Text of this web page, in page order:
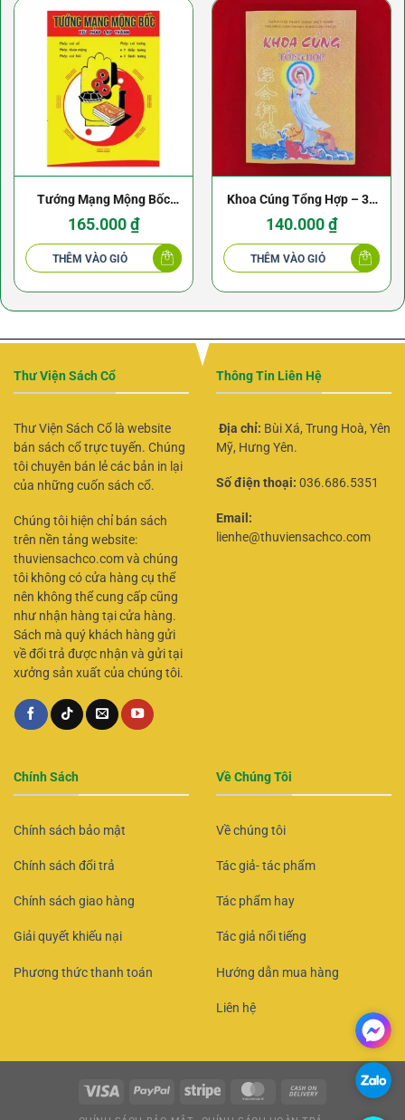
Tướng Mạng Mộng Bốc
Xuất Bản 1958
165.000₫
THÊM VÀO GIỎ
Khoa Cúng Tổng Hợp – 31
Khoa Cúng
140.000₫
THÊM VÀO GIỎ
Thư Viện Sách Cổ
Thư Viện Sách Cổ là website
bán sách cổ trực tuyến. Chúng
tôi chuyên bán lẻ các bản in lại
của những cuốn sách cổ.
Chúng tôi hiện chỉ bán sách
trên nền tảng website:
thuviensachco.com và chúng
tôi không có cửa hàng cụ thể
nên không thể cung cấp cũng
như nhận hàng tại cửa hàng.
Sách mà quý khách hàng gửi
về đổi trả được nhận và gửi tại
xưởng sản xuất của chúng tôi.
Thông Tin Liên Hệ
Địa chỉ: Bùi Xá, Trung Hoà, Yên
Mỹ, Hưng Yên.
Số điện thoại: 036.686.5351
Email:
lienhe@thuviensachco.com
Chính Sách
Chính sách bảo mật
Chính sách đổi trả
Chính sách giao hàng
Giải quyết khiếu nại
Phương thức thanh toán
Về Chúng Tôi
Về chúng tôi
Tác giả- tác phẩm
Tác phẩm hay
Tác giả nổi tiếng
Hướng dẫn mua hàng
Liên hệ